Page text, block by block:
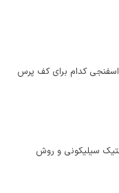
کدام برای کف پرس
سیلیکونی و روش